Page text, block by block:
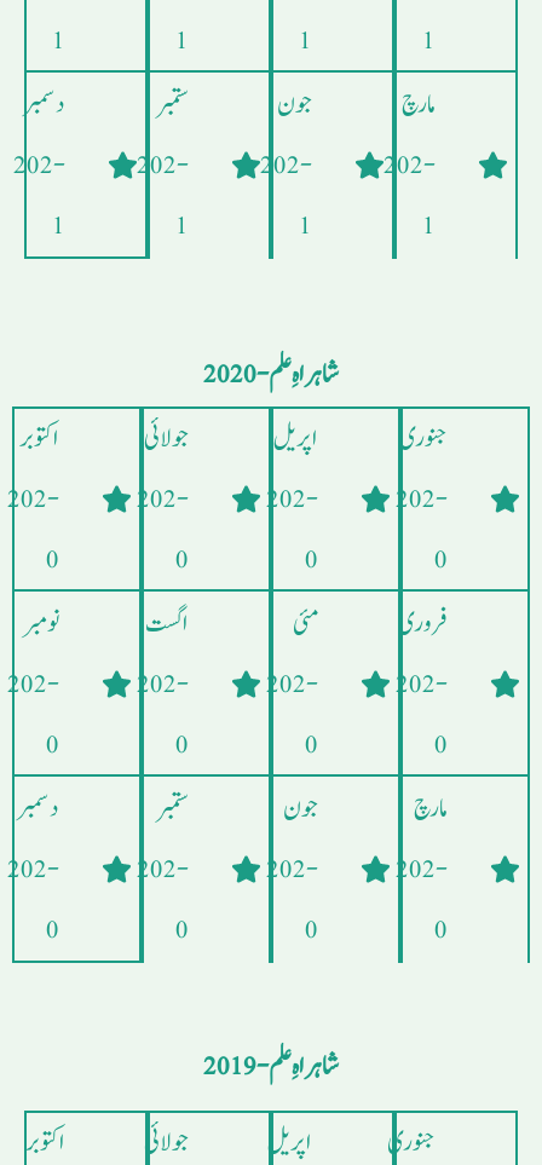
1
مارچ
- 202
1
1
جون
- 202
1
1
ستمبر
- 202
1
1
دسمبر
- 202
1
شاہراہِ علم - 2020
جنوری
- 202
0
فروری
- 202
0
مارچ
- 202
0
اپریل
- 202
0
مئی
- 202
0
جون
- 202
0
جولائی
- 202
0
اگست
- 202
0
ستمبر
- 202
0
اکتوبر
- 202
0
نومبر
- 202
0
دسمبر
- 202
0
شاہراہِ علم - 2019
جنوری
اپریل
جولائی
اکتوبر